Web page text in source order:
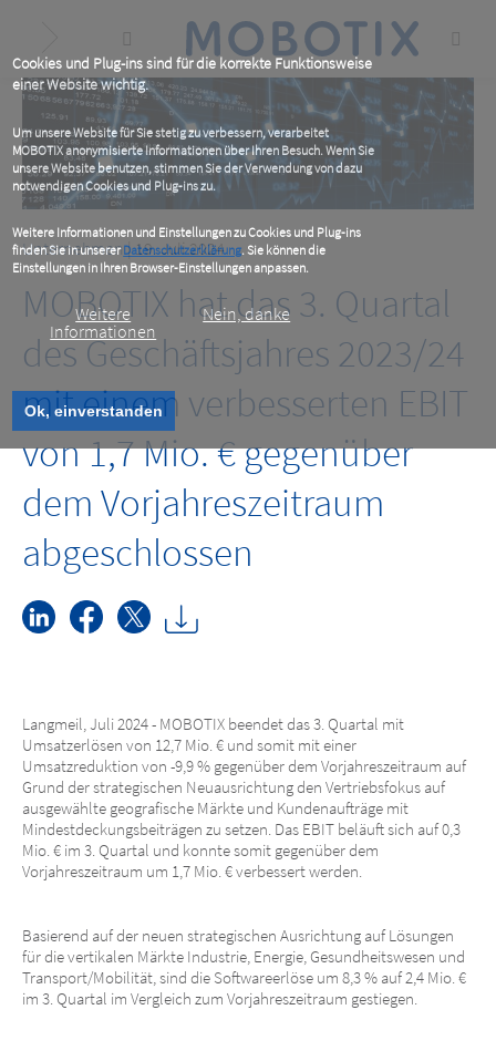
Cookies und Plug-ins sind für die korrekte Funktionsweise
einer Website wichtig.
Um unsere Website für Sie stetig zu verbessern, verarbeitet
MOBOTIX anonymisierte Informationen über Ihren Besuch. Wenn Sie
unsere Website benutzen, stimmen Sie der Verwendung von dazu
notwendigen Cookies und Plug-ins zu.
Weitere Informationen und Einstellungen zu Cookies und Plug-ins
finden Sie in unsererDatenschutzerklärung. Sie können die
Einstellungen in Ihren Browser-Einstellungen anpassen.
Weitere
Informationen
Nein, danke
Ok, einverstanden
content
Unternehmen | 19. Juli 2024
MOBOTIX hat das 3. Quartal
des Geschäftsjahres 2023/24
mit einem verbesserten EBIT
von 1,7 Mio. € gegenüber
dem Vorjahreszeitraum
abgeschlossen
Langmeil, Juli 2024 - MOBOTIX beendet das 3. Quartal mit
Umsatzerlösen von 12,7 Mio. € und somit mit einer
Umsatzreduktion von -9,9 % gegenüber dem Vorjahreszeitraum auf
Grund der strategischen Neuausrichtung den Vertriebsfokus auf
ausgewählte geografische Märkte und Kundenaufträge mit
Mindestdeckungsbeiträgen zu setzen. Das EBIT beläuft sich auf 0,3
Mio. € im 3. Quartal und konnte somit gegenüber dem
Vorjahreszeitraum um 1,7 Mio. € verbessert werden.
Basierend auf der neuen strategischen Ausrichtung auf Lösungen
für die vertikalen Märkte Industrie, Energie, Gesundheitswesen und
Transport/Mobilität, sind die Softwareerlöse um 8,3 % auf 2,4 Mio. €
im 3. Quartal im Vergleich zum Vorjahreszeitraum gestiegen.